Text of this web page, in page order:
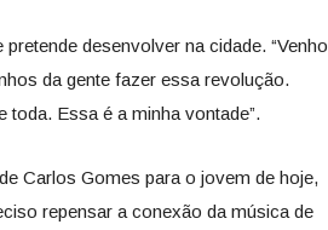
desenvolver na cidade. “Venho
da gente fazer essa revolução.
toda. Essa é a minha vontade”.
Carlos Gomes para o jovem de hoje,
repensar a conexão da música de